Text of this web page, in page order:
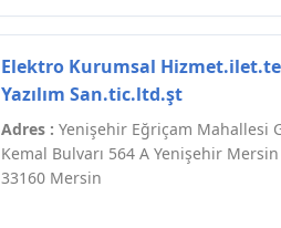
Elektro Kurumsal
Yazılım San.tic.ltd.şt
Adres : Yenişehir Eğriçam Mahallesi
Kemal Bulvarı 564 A Yenişehir
33160 Mersin